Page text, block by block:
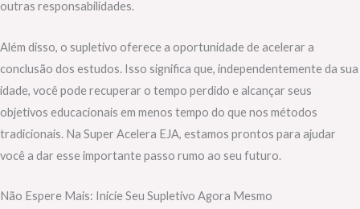
outras responsabilidades.
Além disso, o supletivo oferece a oportunidade de acelerar a
conclusão dos estudos. Isso significa que, independentemente da sua
idade, você pode recuperar o tempo perdido e alcançar seus
objetivos educacionais em menos tempo do que nos métodos
tradicionais. Na Super Acelera EJA, estamos prontos para ajudar
você a dar esse importante passo rumo ao seu futuro.
Não Espere Mais: Inicie Seu Supletivo Agora Mesmo